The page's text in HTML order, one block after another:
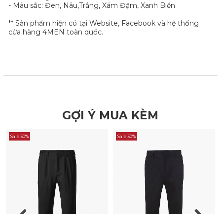
- Màu sắc: Đen, Nâu,Trắng, Xám Đậm, Xanh Biển
** Sản phẩm hiện có tại Website, Facebook và hệ thống
cửa hàng 4MEN toàn quốc.
GỢI Ý MUA KÈM
Sale 30% Sale 30%